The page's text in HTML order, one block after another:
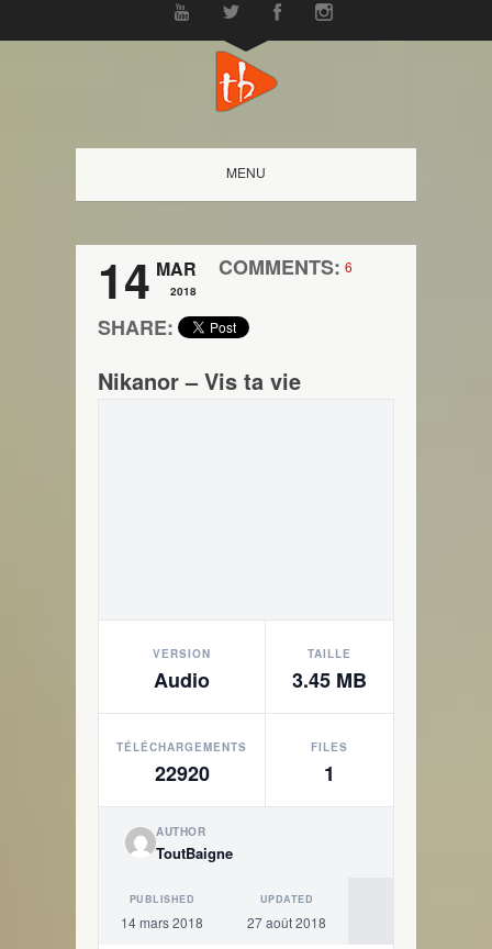
MENU
14 MAR
2018
COMMENTS: 6
SHARE:
Nikanor – Vis ta vie
VERSION
Audio
TAILLE
3.45 MB
TÉLÉCHARGEMENTS
22920
FILES
1
AUTHOR
ToutBaigne
PUBLISHED
14 mars 2018
UPDATED
27 août 2018